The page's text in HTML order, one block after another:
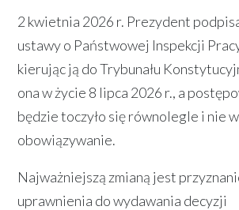
2 kwietnia 2026 r. Prezydent
ustawy o Państwowej Inspekcji
kierując ją do Trybunału
ona w życie 8 lipca 2026 r., a
będzie toczyło się równolegle i nie
obowiązywanie.
Najważniejszą zmianą jest
uprawnienia do wydawania decyzji